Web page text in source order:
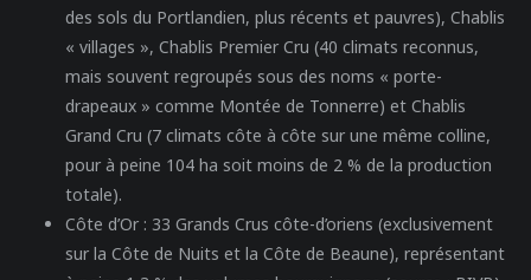
des sols du Portlandien, plus récents et pauvres), Chablis
« villages », Chablis Premier Cru (40 climats reconnus,
mais souvent regroupés sous des noms « porte-
drapeaux » comme Montée de Tonnerre) et Chablis
Grand Cru (7 climats côte à côte sur une même colline,
pour à peine 104 ha soit moins de 2 % de la production
totale).
Côte d’Or : 33 Grands Crus côte-d’oriens (exclusivement
sur la Côte de Nuits et la Côte de Beaune), représentant